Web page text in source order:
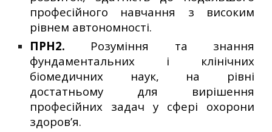
професійного навчання з високим
рівнем автономності.
ПРН2.
Розуміння та знання
фундаментальних і клінічних
біомедичних наук, на рівні
достатньому для вирішення
професійних задач у сфері охорони
здоров’я.